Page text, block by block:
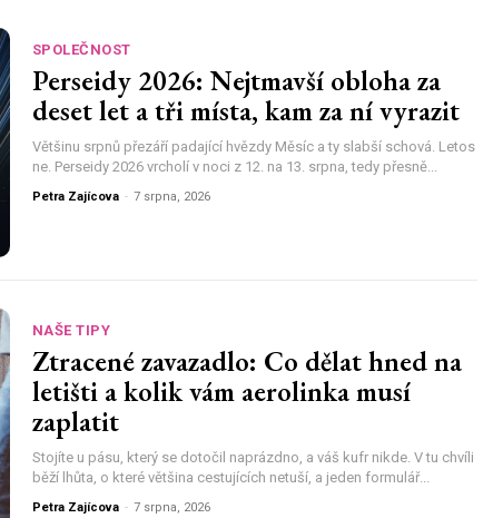
SPOLEČNOST
Perseidy 2026: Nejtmavší obloha za
deset let a tři místa, kam za ní vyrazit
Většinu srpnů přezáří padající hvězdy Měsíc a ty slabší schová. Letos
ne. Perseidy 2026 vrcholí v noci z 12. na 13. srpna, tedy přesně...
Petra Zajícova - 7 srpna, 2026
NAŠE TIPY
Ztracené zavazadlo: Co dělat hned na
letišti a kolik vám aerolinka musí
zaplatit
Stojíte u pásu, který se dotočil naprázdno, a váš kufr nikde. V tu chvíli
běží lhůta, o které většina cestujících netuší, a jeden formulář...
Petra Zajícova - 7 srpna, 2026